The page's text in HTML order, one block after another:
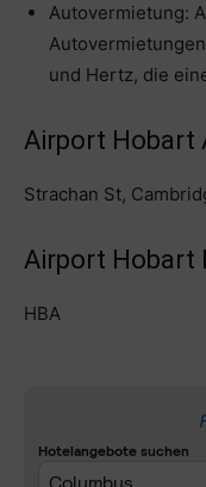
Autovermietung:
und Hertz, die
Airport Hobart
Strachan St,
Airport Hobart
HBA